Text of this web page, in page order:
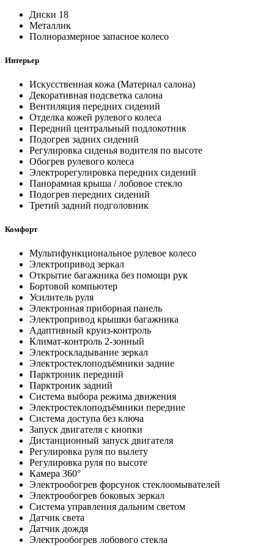
Диски 18
Металлик
Полноразмерное запасное колесо
Интерьер
Искусственная кожа (Материал салона)
Декоративная подсветка салона
Вентиляция передних сидений
Отделка кожей рулевого колеса
Передний центральный подлокотник
Подогрев задних сидений
Регулировка сиденья водителя по высоте
Обогрев рулевого колеса
Электрорегулировка передних сидений
Панорамная крыша / лобовое стекло
Подогрев передних сидений
Третий задний подголовник
Комфорт
Мультифункциональное рулевое колесо
Электропривод зеркал
Открытие багажника без помощи рук
Бортовой компьютер
Усилитель руля
Электронная приборная панель
Электропривод крышки багажника
Адаптивный круиз-контроль
Климат-контроль 2-зонный
Электроскладывание зеркал
Электростеклоподъёмники задние
Парктроник передний
Парктроник задний
Система выбора режима движения
Электростеклоподъёмники передние
Система доступа без ключа
Запуск двигателя с кнопки
Дистанционный запуск двигателя
Регулировка руля по вылету
Регулировка руля по высоте
Камера 360°
Электрообогрев форсунок стеклоомывателей
Электрообогрев боковых зеркал
Система управления дальним светом
Датчик света
Датчик дождя
Электрообогрев лобового стекла